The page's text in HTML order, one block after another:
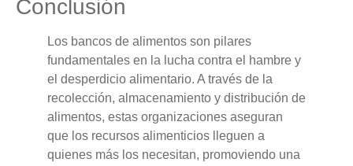
Conclusión
Los bancos de alimentos son pilares
fundamentales en la lucha contra el hambre y
el desperdicio alimentario. A través de la
recolección, almacenamiento y distribución de
alimentos, estas organizaciones aseguran
que los recursos alimenticios lleguen a
quienes más los necesitan, promoviendo una